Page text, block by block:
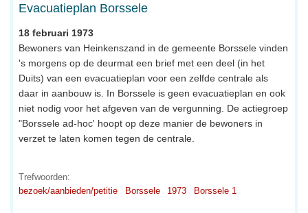
Evacuatieplan Borssele
18 februari 1973
Bewoners van Heinkenszand in de gemeente Borssele vinden
's morgens op de deurmat een brief met een deel (in het
Duits) van een evacuatieplan voor een zelfde centrale als
daar in aanbouw is. In Borssele is geen evacuatieplan en ook
niet nodig voor het afgeven van de vergunning. De actiegroep
"Borssele ad-hoc' hoopt op deze manier de bewoners in
verzet te laten komen tegen de centrale.
Trefwoorden:
bezoek/aanbieden/petitie
Borssele 1973 Borssele 1